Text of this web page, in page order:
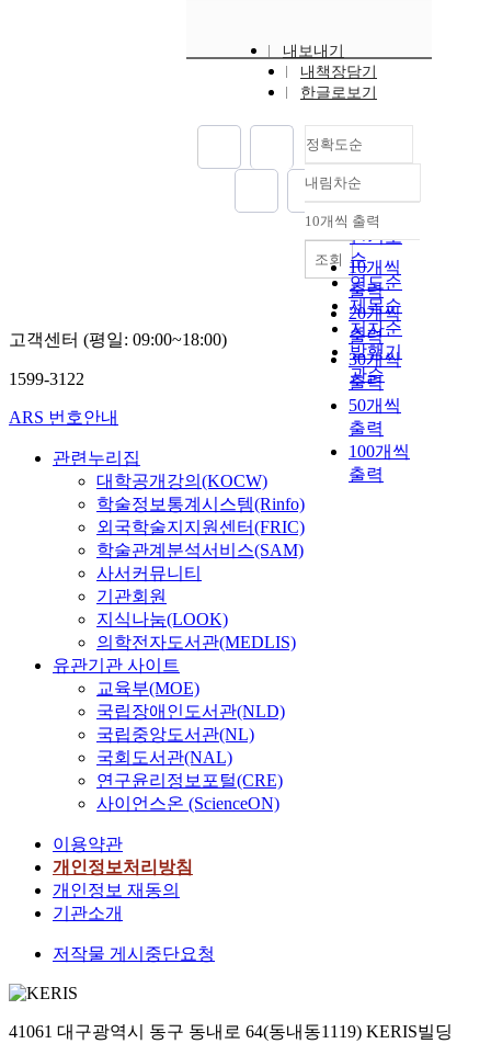
내보내기
내책장담기
한글로보기
정확도순
정확도
순
인기도
순
연도순
제목순
저자순
발행기
관순
내림차순
내림차순
10개씩 출력
10개씩
출력
20개씩
출력
30개씩
출력
50개씩
출력
100개씩
출력
조회
고객센터 (평일: 09:00~18:00)
1599-3122
ARS 번호안내
관련누리집
대학공개강의(KOCW)
학술정보통계시스템(Rinfo)
외국학술지지원센터(FRIC)
학술관계분석서비스(SAM)
사서커뮤니티
기관회원
지식나눔(LOOK)
의학전자도서관(MEDLIS)
유관기관 사이트
교육부(MOE)
국립장애인도서관(NLD)
국립중앙도서관(NL)
국회도서관(NAL)
연구윤리정보포털(CRE)
사이언스온 (ScienceON)
이용약관
개인정보처리방침
개인정보 재동의
기관소개
저작물 게시중단요청
41061 대구광역시 동구 동내로 64(동내동1119) KERIS빌딩